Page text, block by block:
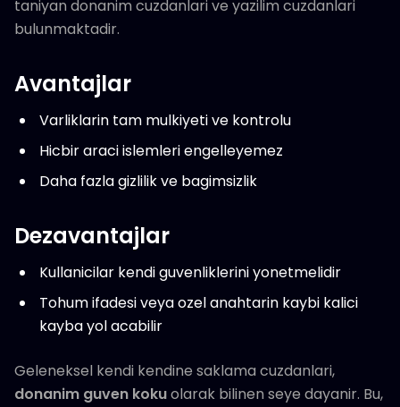
taniyan donanim cuzdanlari ve yazilim cuzdanlari
bulunmaktadir.
Avantajlar
Varliklarin tam mulkiyeti ve kontrolu
Hicbir araci islemleri engelleyemez
Daha fazla gizlilik ve bagimsizlik
Dezavantajlar
Kullanicilar kendi guvenliklerini yonetmelidir
Tohum ifadesi veya ozel anahtarin kaybi kalici
kayba yol acabilir
Geleneksel kendi kendine saklama cuzdanlari,
donanim guven kokuolarak bilinen seye dayanir. Bu,